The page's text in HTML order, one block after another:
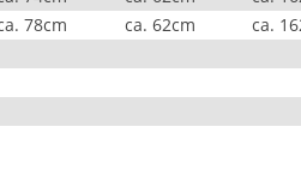
78cm ca. 62cm
ca.